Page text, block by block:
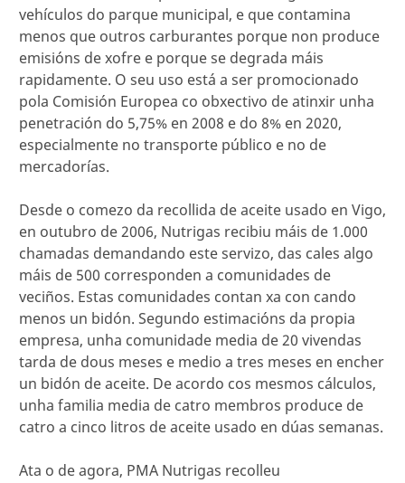
vehículos do parque municipal, e que contamina
menos que outros carburantes porque non produce
emisións de xofre e porque se degrada máis
rapidamente. O seu uso está a ser promocionado
pola Comisión Europea co obxectivo de atinxir unha
penetración do 5,75% en 2008 e do 8% en 2020,
especialmente no transporte público e no de
mercadorías.
Desde o comezo da recollida de aceite usado en Vigo,
en outubro de 2006, Nutrigas recibiu máis de 1.000
chamadas demandando este servizo, das cales algo
máis de 500 corresponden a comunidades de
veciños. Estas comunidades contan xa con cando
menos un bidón. Segundo estimacións da propia
empresa, unha comunidade media de 20 vivendas
tarda de dous meses e medio a tres meses en encher
un bidón de aceite. De acordo cos mesmos cálculos,
unha familia media de catro membros produce de
catro a cinco litros de aceite usado en dúas semanas.
Ata o de agora, PMA Nutrigas recolleu